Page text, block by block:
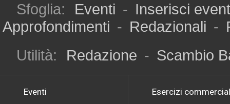
Sfoglia: Eventi - Inserisci
Approfondimenti - Redazionali -
Utilità:
Redazione - Scambio
Eventi Esercizi